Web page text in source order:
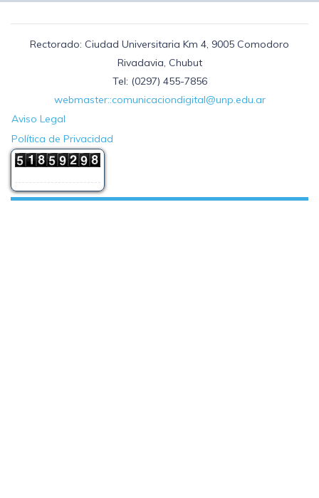
Rectorado: Ciudad Universitaria Km 4, 9005 Comodoro
Rivadavia, Chubut
Tel: (0297) 455-7856
webmaster::comunicaciondigital@unp.edu.ar
Aviso Legal
Política de Privacidad